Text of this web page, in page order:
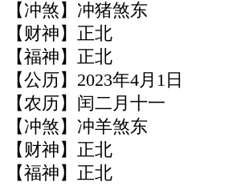
【冲煞】冲猪煞东
【财神】正北
【福神】正北
【公历】2023年4月1日
【农历】闰二月十一
【冲煞】冲羊煞东
【财神】正北
【福神】正北